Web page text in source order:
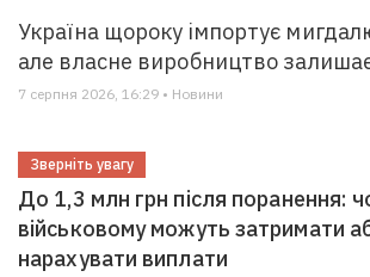
Україна щороку імпортує
але власне виробництво
7 серпня 2026, 16:29 • Новини
Зверніть увагу
До 1,3 млн грн після поранення:
військовому можуть затримати
нарахувати виплати